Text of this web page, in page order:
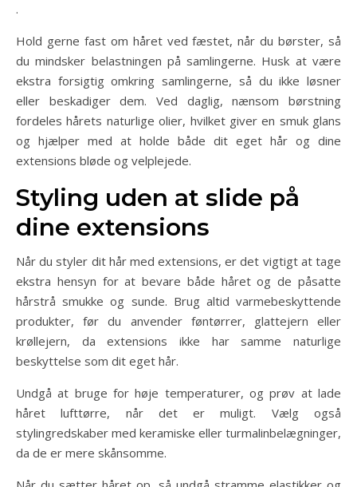
.
Hold gerne fast om håret ved fæstet, når du børster, så
du mindsker belastningen på samlingerne. Husk at være
ekstra forsigtig omkring samlingerne, så du ikke løsner
eller beskadiger dem. Ved daglig, nænsom børstning
fordeles hårets naturlige olier, hvilket giver en smuk glans
og hjælper med at holde både dit eget hår og dine
extensions bløde og velplejede.
Styling uden at slide på
dine extensions
Når du styler dit hår med extensions, er det vigtigt at tage
ekstra hensyn for at bevare både håret og de påsatte
hårstrå smukke og sunde. Brug altid varmebeskyttende
produkter, før du anvender føntørrer, glattejern eller
krøllejern, da extensions ikke har samme naturlige
beskyttelse som dit eget hår.
Undgå at bruge for høje temperaturer, og prøv at lade
håret lufttørre, når det er muligt. Vælg også
stylingredskaber med keramiske eller turmalinbelægninger,
da de er mere skånsomme.